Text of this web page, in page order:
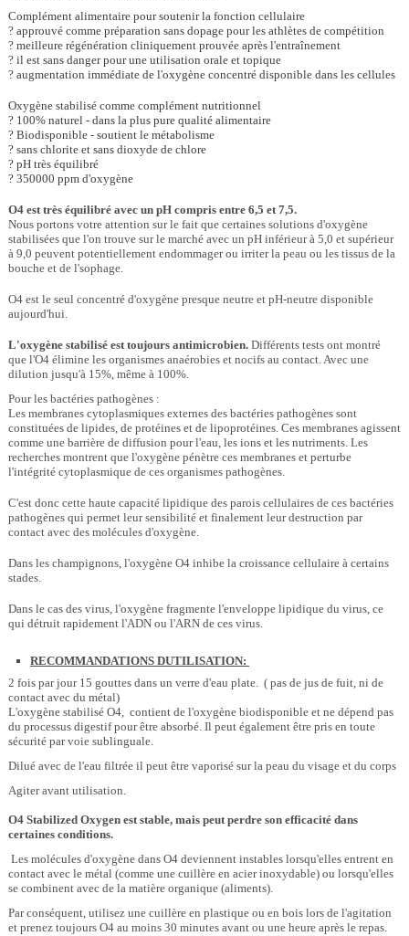
Complément alimentaire pour soutenir la fonction cellulaire
? approuvé comme préparation sans dopage pour les athlètes de compétition
? meilleure régénération cliniquement prouvée après l'entraînement
? il est sans danger pour une utilisation orale et topique
? augmentation immédiate de l'oxygène concentré disponible dans les cellules
Oxygène stabilisé comme complément nutritionnel
? 100% naturel - dans la plus pure qualité alimentaire
? Biodisponible - soutient le métabolisme
? sans chlorite et sans dioxyde de chlore
? pH très équilibré
? 350000 ppm d'oxygène
O4 est très équilibré avec un pH compris entre 6,5 et 7,5.
Nous portons votre attention sur le fait que certaines solutions d'oxygène
stabilisées que l'on trouve sur le marché avec un pH inférieur à 5,0 et supérieur
à 9,0 peuvent potentiellement endommager ou irriter la peau ou les tissus de la
bouche et de l'sophage.
O4 est le seul concentré d'oxygène presque neutre et pH-neutre disponible
aujourd'hui.
L'oxygène stabilisé est toujours antimicrobien. Différents tests ont montré
que l'O4 élimine les organismes anaérobies et nocifs au contact. Avec une
dilution jusqu'à 15%, même à 100%.
Pour les bactéries pathogènes :
Les membranes cytoplasmiques externes des bactéries pathogènes sont
constituées de lipides, de protéines et de lipoprotéines. Ces membranes agissent
comme une barrière de diffusion pour l'eau, les ions et les nutriments. Les
recherches montrent que l'oxygène pénètre ces membranes et perturbe
l'intégrité cytoplasmique de ces organismes pathogènes.
C'est donc cette haute capacité lipidique des parois cellulaires de ces bactéries
pathogènes qui permet leur sensibilité et finalement leur destruction par
contact avec des molécules d'oxygène.
Dans les champignons, l'oxygène O4 inhibe la croissance cellulaire à certains
stades.
Dans le cas des virus, l'oxygène fragmente l'enveloppe lipidique du virus, ce
qui détruit rapidement l'ADN ou l'ARN de ces virus.
RECOMMANDATIONS DUTILISATION:
2 fois par jour 15 gouttes dans un verre d'eau plate. ( pas de jus de fuit, ni de
contact avec du métal)
L'oxygène stabilisé O4, contient de l'oxygène biodisponible et ne dépend pas
du processus digestif pour être absorbé. Il peut également être pris en toute
sécurité par voie sublinguale.
Dilué avec de l'eau filtrée il peut être vaporisé sur la peau du visage et du corps
Agiter avant utilisation.
O4 Stabilized Oxygen est stable, mais peut perdre son efficacité dans
certaines conditions.
Les molécules d'oxygène dans O4 deviennent instables lorsqu'elles entrent en
contact avec le métal (comme une cuillère en acier inoxydable) ou lorsqu'elles
se combinent avec de la matière organique (aliments).
Par conséquent, utilisez une cuillère en plastique ou en bois lors de l'agitation
et prenez toujours O4 au moins 30 minutes avant ou une heure après le repas.